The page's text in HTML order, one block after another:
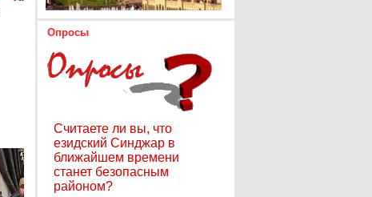
Опросы
Считаете ли вы, что
езидский Синджар в
ближайшем времени
станет безопасным
районом?